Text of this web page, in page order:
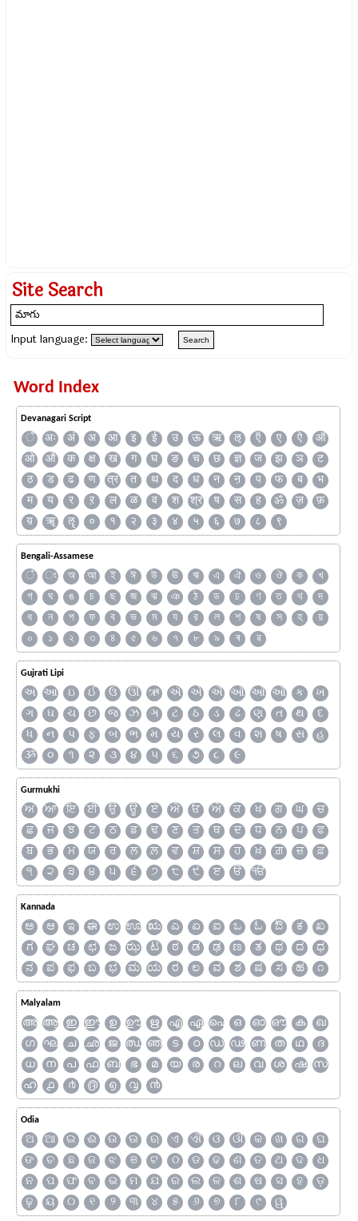
Site Search
Input language:
Word Index
Devanagari Script
ँ अः अं अ आ इ ई उ ऊ ऋ ऌ ऍ ए ऐ
ऑ
ओ
औ क क्ष ख ग घ ङ च छ ज्ञ ज झ ञ
ट
ठ
ड ढ ण त्र त थ द ध न ऩ प फ ब
भ
म
य र ऱ ल ळ व श श्र ष स ह ॐ ज़
फ़
य़
ॠ ॡ ० १ २ ३ ४ ५ ६ ७ ८ ९
Bengali-Assamese
ঁ ং অ আ ই ঈ উ ঊ ঋ এ ঐ ও ঔ ক
খ
গ
ঘ ঙ চ ছ জ ঝ ঞ ঠ ড ঢ ণ ত থ
দ
ধ
ন প ফ ব ভ ম য র ল শ ষ স হ
য়
০
১ ২ ৩ ৪ ৫ ৬ ৭ ৮ ৯ ৰ ৱ
Gujrati Lipi
અ આ ઇ ઈ ઉ ઊ ઋ ઍ એ ઐ ઑ ઓ ઔ ક
ખ
ગ
ઘ ચ છ જ ઝ ઞ ટ ઠ ડ ઢ ણ ત થ
દ
ધ
ન પ ફ બ ભ મ ય ર લ વ શ ષ સ
હ
ૐ
૦ ૧ ૨ ૩ ૪ ૫ ૬ ૭ ૮ ૯
Gurmukhi
ਅ ਆ ਇ ਈ ਉ ਊ ਏ ਐ ਓ ਔ ਕ ਖ ਗ ਘ
ਚ
ਛ
ਜ ਝ ਟ ਠ ਡ ਢ ਣ ਤ ਥ ਦ ਧ ਨ ਪ
ਫ
ਬ
ਭ ਮ ਯ ਰ ਲ ਲ਼ ਵ ਸ਼ ਸ ਹ ਖ਼ ਗ਼ ਜ਼
ਫ਼
੧
੨ ੩ ੪ ੫ ੬ ੭ ੮ ੯ ੲ ੳ ੴ
Kannada
ಅ ಆ ಇ ಈ ಉ ಊ ಋ ಎ ಏ ಐ ಒ ಓ ಔ ಕ
ಖ
ಗ
ಘ ಚ ಛ ಜ ಝ ಟ ಠ ಡ ಢ ಣ ತ ಥ ದ
ಧ
ನ
ಪ ಫ ಬ ಭ ಮ ಯ ರ ಲ ವ ಶ ಷ ಸ ಹ ೧
Malyalam
അ ആ ഇ ഈ ഉ ഊ ഋ എ ഏ ഐ ഒ ഓ ഔ ക
ഖ
ഗ
ഘ ച ഛ ജ ഝ ഞ ട ഠ ഡ ഢ ണ ത ഥ
ദ
ധ
ന പ ഫ ബ ഭ മ യ ര റ ല വ ശ ഷ
സ
ഹ
൧ ൪ ൫ ൭ ൮ ൯
Odia
ଅ ଆ ଇ ଈ ଉ ଊ ଋ ଏ ଐ ଓ ଔ କ ଖ ଗ
ଘ
ଙ
ଚ ଛ ଜ ଝ ଞ ଟ ଠ ଡ ଢ ଣ ତ ଥ ଦ
ଧ
ନ
ପ ଫ ବ ଭ ମ ଯ ର ଲ ଳ ଶ ଷ ସ ହ
ଡ଼
ଢ଼
ୟ ୦ ୧ ୨ ୩ ୪ ୫ ୬ ୭ ୮ ୯ ୱ